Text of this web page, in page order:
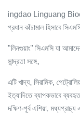
ingdao Linguang
প্রধান কাঁচামাল হিসাবে
"লিনগুয়াং" সিএমসি যা
সান্দ্রতা সঙ্গে,
এটি খাদ্য, সিরামিক,
ইত্যাদিতে ব্যাপকভাবে
দক্ষিণ-পূর্ব এশিয়া,